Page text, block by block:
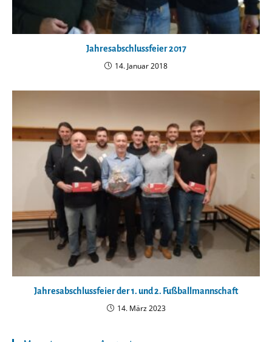
Jahresabschlussfeier 2017
14. Januar 2018
Jahresabschlussfeier der 1. und 2. Fußballmannschaft
14. März 2023